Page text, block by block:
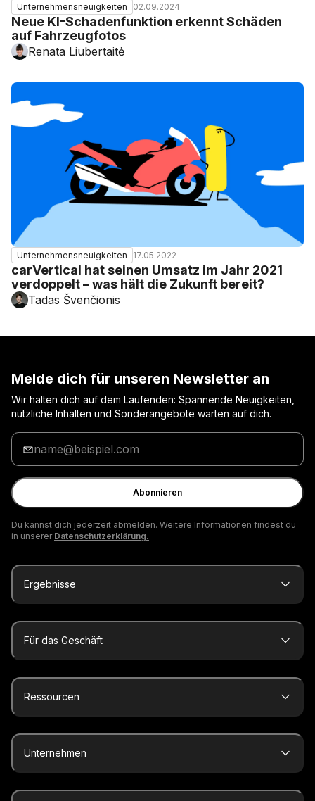
Unternehmensneuigkeiten 02.09.2024
Neue KI-Schadenfunktion erkennt Schäden
auf Fahrzeugfotos
Renata Liubertaitė
Unternehmensneuigkeiten 17.05.2022
carVertical hat seinen Umsatz im Jahr 2021
verdoppelt – was hält die Zukunft bereit?
Tadas Švenčionis
Melde dich für unseren Newsletter an
Wir halten dich auf dem Laufenden: Spannende Neuigkeiten,
nützliche Inhalten und Sonderangebote warten auf dich.
Gib
deine
E-
Mail
ein
Abonnieren
Du kannst dich jederzeit abmelden. Weitere Informationen findest du
in unserer Datenschutzerklärung.
Ergebnisse
Für das Geschäft
Ressourcen
Unternehmen